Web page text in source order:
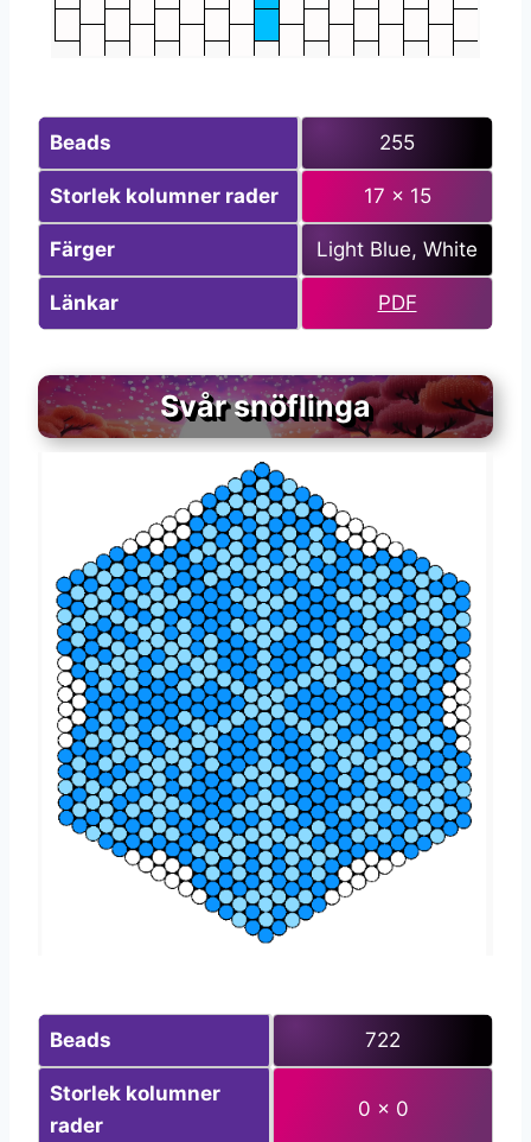
Beads 255
Storlek kolumner rader 17 x 15
Färger Light Blue, White
Länkar PDF
Svår snöflinga
Beads 722
Storlek kolumner
rader
0 x 0